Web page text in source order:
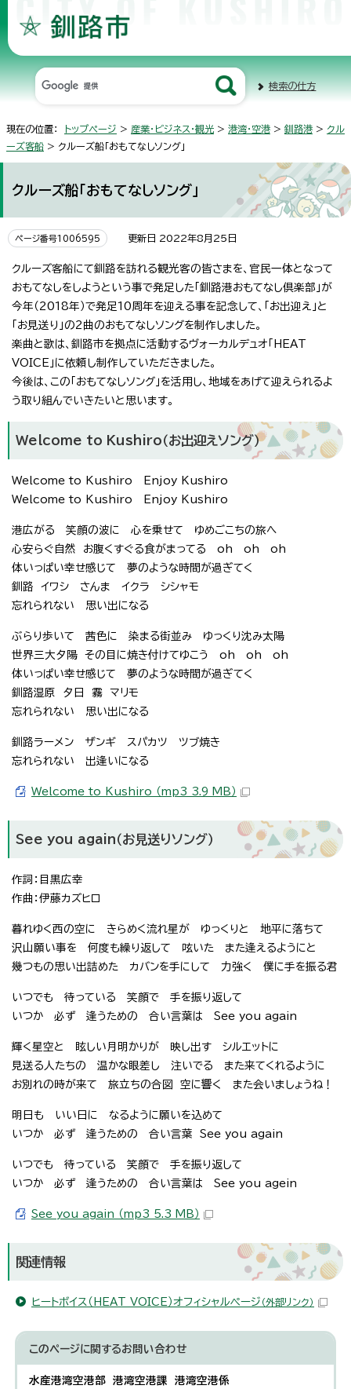
検索の仕方
現在の位置： トップページ > 産業・ビジネス・観光 > 港湾・空港 > 釧路港 > クル
ーズ客船 > クルーズ船「おもてなしソング」
クルーズ船「おもてなしソング」
ページ番号1006595 更新日 2022年8月25日
クルーズ客船にて釧路を訪れる観光客の皆さまを、官民一体となって
おもてなしをしようという事で発足した「釧路港おもてなし倶楽部」が
今年（2018年）で発足10周年を迎える事を記念して、「お出迎え」と
「お見送り」の2曲のおもてなしソングを制作しました。
楽曲と歌は、釧路市を拠点に活動するヴォーカルデュオ「HEAT
VOICE」に依頼し制作していただきました。
今後は、この「おもてなしソング」を活用し、地域をあげて迎えられるよ
う取り組んでいきたいと思います。
Welcome to Kushiro（お出迎えソング）
Welcome to Kushiro Enjoy Kushiro
Welcome to Kushiro Enjoy Kushiro
港広がる 笑顔の波に 心を乗せて ゆめごこちの旅へ
心安らぐ自然 お腹くすぐる食がまってる oh oh oh
体いっぱい幸せ感じて 夢のような時間が過ぎてく
釧路 イワシ さんま イクラ シシャモ
忘れられない 思い出になる
ぶらり歩いて 茜色に 染まる街並み ゆっくり沈み太陽
世界三大夕陽 その目に焼き付けてゆこう oh oh oh
体いっぱい幸せ感じて 夢のような時間が過ぎてく
釧路湿原 夕日 霧 マリモ
忘れられない 思い出になる
釧路ラーメン ザンギ スパカツ ツブ焼き
忘れられない 出逢いになる
Welcome to Kushiro （mp3 3.9 MB）
See you again（お見送りソング）
作詞：目黒広幸
作曲：伊藤カズヒロ
暮れゆく西の空に きらめく流れ星が ゆっくりと 地平に落ちて
沢山願い事を 何度も繰り返して 呟いた また逢えるようにと
幾つもの思い出詰めた カバンを手にして 力強く 僕に手を振る君
いつでも 待っている 笑顔で 手を振り返して
いつか 必ず 逢うための 合い言葉は See you again
輝く星空と 眩しい月明かりが 映し出す シルエットに
見送る人たちの 温かな眼差し 注いでる また来てくれるように
お別れの時が来て 旅立ちの合図 空に響く また会いましょうね！
明日も いい日に なるように願いを込めて
いつか 必ず 逢うための 合い言葉 See you again
いつでも 待っている 笑顔で 手を振り返して
いつか 必ず 逢うための 合い言葉は See you agein
See you again （mp3 5.3 MB）
関連情報
ヒートボイス（HEAT VOICE）オフィシャルページ （外部リンク）
このページに関するお問い合わせ
水産港湾空港部 港湾空港課 港湾空港係